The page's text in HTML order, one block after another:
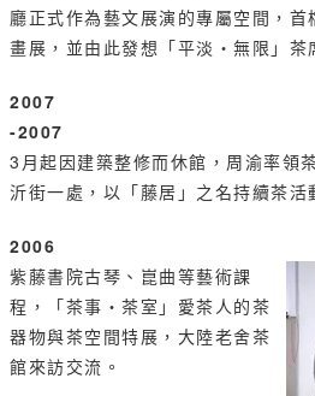
廳正式作為藝文展演的專屬空間，首
畫展，並由此發想「平淡‧無限」茶
2007
-2007
3月起因建築整修而休館，周渝率領
沂街一處，以「藤居」之名持續茶活
2006
紫藤書院古琴、崑曲等藝術課
程，「茶事‧茶室」愛茶人的茶
器物與茶空間特展，大陸老舍茶
館來訪交流。